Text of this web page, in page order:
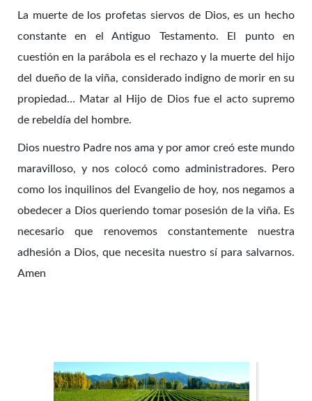
La muerte de los profetas siervos de Dios, es un hecho
constante en el Antiguo Testamento. El punto en
cuestión en la parábola es el rechazo y la muerte del hijo
del dueño de la viña, considerado indigno de morir en su
propiedad… Matar al Hijo de Dios fue el acto supremo
de rebeldía del hombre.
Dios nuestro Padre nos ama y por amor creó este mundo
maravilloso, y nos colocó como administradores. Pero
como los inquilinos del Evangelio de hoy, nos negamos a
obedecer a Dios queriendo tomar posesión de la viña. Es
necesario que renovemos constantemente nuestra
adhesión a Dios, que necesita nuestro sí para salvarnos.
Amen